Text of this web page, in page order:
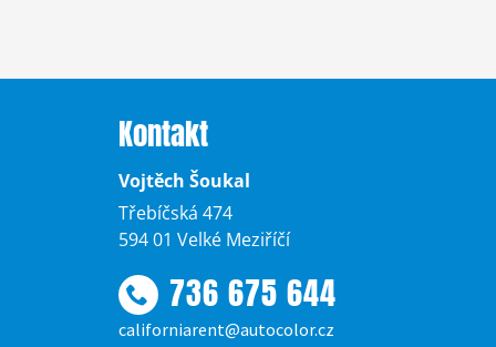
Kontakt
Vojtěch Šoukal
Třebíčská 474
594 01 Velké Meziříčí
736 675 644
californiarent@autocolor.cz